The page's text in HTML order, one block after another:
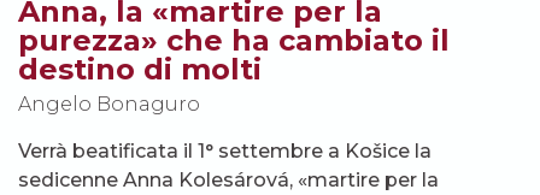
Anna, la «martire per la
purezza» che ha cambiato il
destino di molti
Angelo Bonaguro
Verrà beatificata il 1° settembre a Košice la
sedicenne Anna Kolesárová, «martire per la